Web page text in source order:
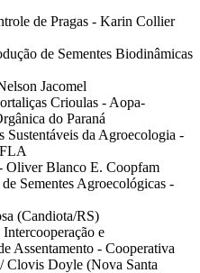
de Pragas - Karin Collier
de Sementes Biodinâmicas
Jacomel
Crioulas - Aopa-
do Paraná
Sustentáveis da Agroecologia -
Oliver Blanco E. Coopfam
Sementes Agroecológicas -
(Candiota/RS)
e
Assentamento - Cooperativa
Clovis Doyle (Nova Santa